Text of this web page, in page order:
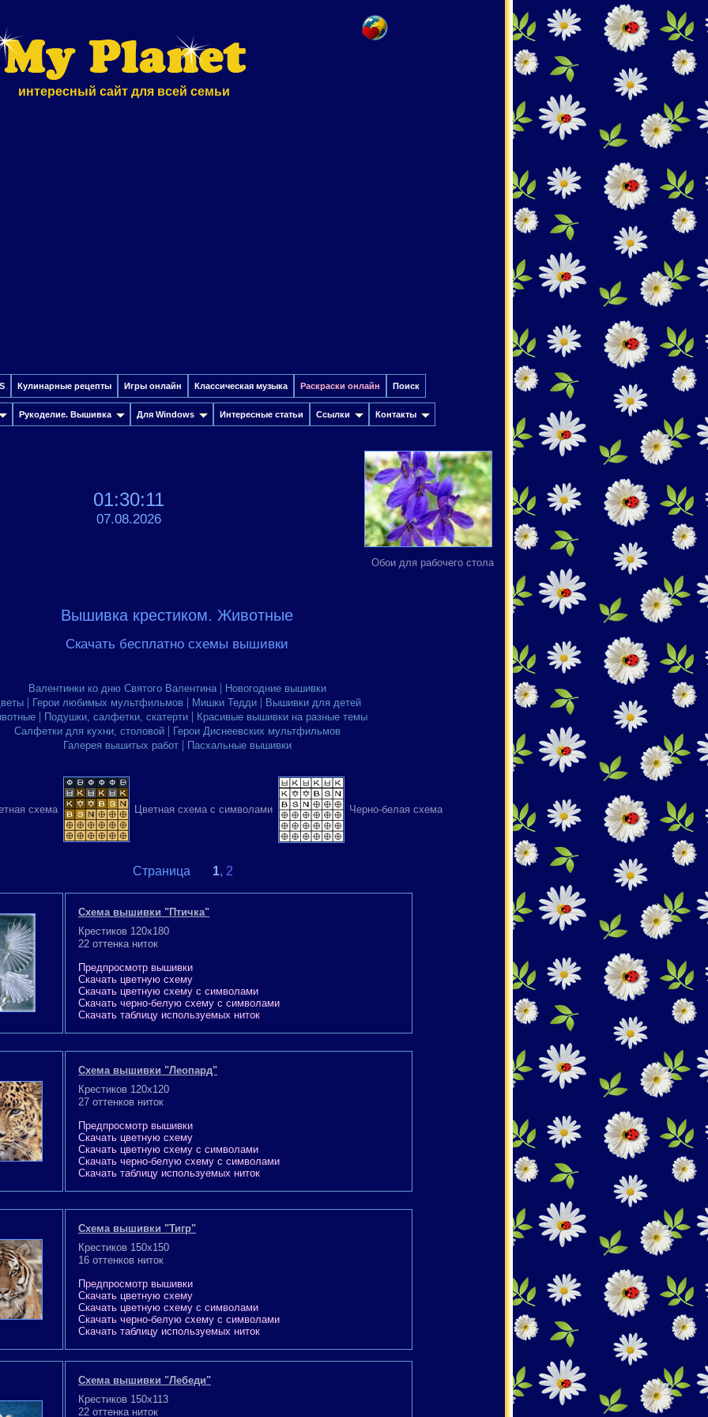
интересный сайт для всей семьи
Кулинарные рецепты Игры онлайн Классическая музыка Раскраски онлайн Поиск
Рукоделие. Вышивка Для Windows Интересные cтатьи Ссылки Контакты
01:30:11
07.08.2026
Обои для рабочего стола
Вышивка крестиком. Животные
Скачать бесплатно схемы вышивки
Валентинки ко дню Святого Валентина| Новогодние вышивки
| Герои любимых мультфильмов | Мишки Тедди | Вышивки для детей
| Подушки, салфетки, скатерти | Красивые вышивки на разные темы
Салфетки для кухни, столовой| Герои Диснеевских мультфильмов
Галерея вышитых работ| Пасхальные вышивки
схема Цветная схема с символами Черно-белая схема
Страница 1, 2
Схема вышивки "Птичка"
Крестиков 120x180
22 оттенка ниток
Предпросмотр вышивки
Скачать цветную схему
Скачать цветную схему с символами
Скачать черно-белую схему с символами
Скачать таблицу используемых ниток
Схема вышивки "Леопард"
Крестиков 120x120
27 оттенков ниток
Предпросмотр вышивки
Скачать цветную схему
Скачать цветную схему с символами
Скачать черно-белую схему с символами
Скачать таблицу используемых ниток
Схема вышивки "Тигр"
Крестиков 150x150
16 оттенков ниток
Предпросмотр вышивки
Скачать цветную схему
Скачать цветную схему с символами
Скачать черно-белую схему с символами
Скачать таблицу используемых ниток
Схема вышивки "Лебеди"
Крестиков 150x113
22 оттенка ниток